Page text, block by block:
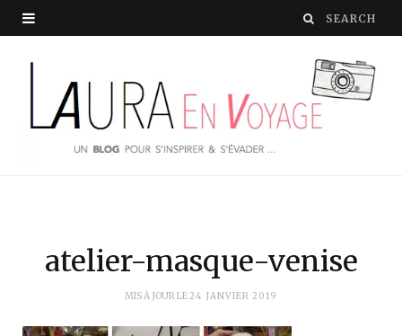
atelier-masque-venise
MIS À JOUR LE24 JANVIER 2019